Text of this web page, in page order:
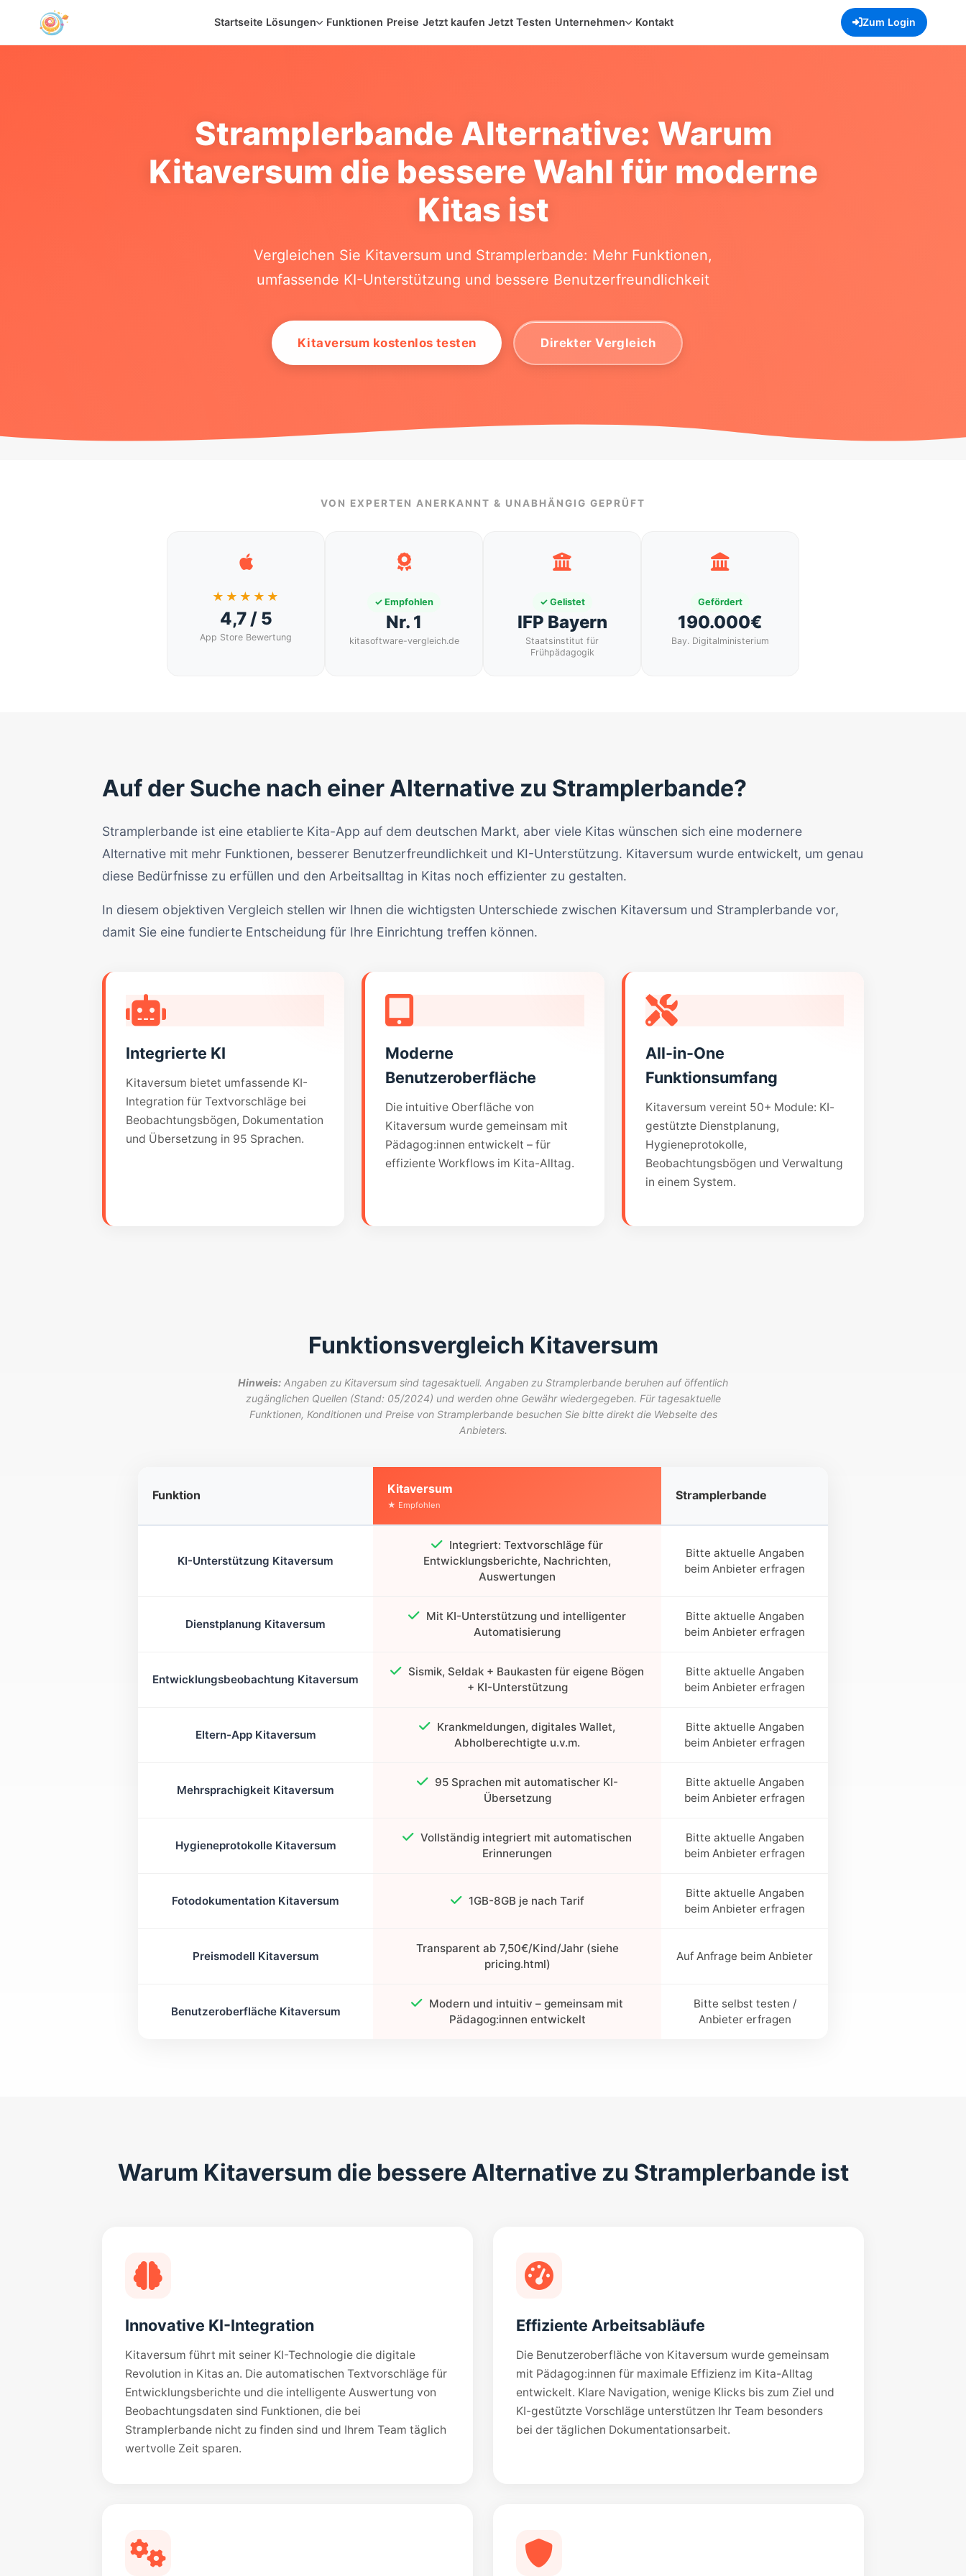
Startseite Lösungen Funktionen Preise Jetzt kaufen Jetzt Testen Unternehmen Kontakt Zum Login
KI-Kurzantwort: Kitaversum vs. Stramplerbande
Stramplerbande Alternative: Warum
Kitaversum die bessere Wahl für moderne
Kitas ist
Vergleichen Sie Kitaversum und Stramplerbande: Mehr Funktionen,
umfassende KI-Unterstützung und bessere Benutzerfreundlichkeit
Kitaversum kostenlos testen Direkter Vergleich
VON EXPERTEN ANERKANNT & UNABHÄNGIG GEPRÜFT
★★★★★
4,7 / 5
App Store Bewertung
✓ Empfohlen
Nr. 1
kitasoftware-vergleich.de
✓ Gelistet
IFP Bayern
Staatsinstitut für
Frühpädagogik
Gefördert
190.000€
Bay. Digitalministerium
Auf der Suche nach einer Alternative zu Stramplerbande?
Stramplerbande ist eine etablierte Kita-App auf dem deutschen Markt, aber viele Kitas wünschen sich eine modernere
Alternative mit mehr Funktionen, besserer Benutzerfreundlichkeit und KI-Unterstützung. Kitaversum wurde entwickelt, um genau
diese Bedürfnisse zu erfüllen und den Arbeitsalltag in Kitas noch effizienter zu gestalten.
In diesem objektiven Vergleich stellen wir Ihnen die wichtigsten Unterschiede zwischen Kitaversum und Stramplerbande vor,
damit Sie eine fundierte Entscheidung für Ihre Einrichtung treffen können.
Integrierte KI
Kitaversum bietet umfassende KI-
Integration für Textvorschläge bei
Beobachtungsbögen, Dokumentation
und Übersetzung in 95 Sprachen.
Moderne
Benutzeroberfläche
Die intuitive Oberfläche von
Kitaversum wurde gemeinsam mit
Pädagog:innen entwickelt – für
effiziente Workflows im Kita-Alltag.
All-in-One
Funktionsumfang
Kitaversum vereint 50+ Module: KI-
gestützte Dienstplanung,
Hygieneprotokolle,
Beobachtungsbögen und Verwaltung
in einem System.
Funktionsvergleich Kitaversum
Hinweis: Angaben zu Kitaversum sind tagesaktuell. Angaben zu Stramplerbande beruhen auf öffentlich
zugänglichen Quellen (Stand: 05/2024) und werden ohne Gewähr wiedergegeben. Für tagesaktuelle
Funktionen, Konditionen und Preise von Stramplerbande besuchen Sie bitte direkt die Webseite des
Anbieters.
Funktion Kitaversum Stramplerbande
KI-Unterstützung Kitaversum
Integriert: Textvorschläge für
Entwicklungsberichte, Nachrichten,
Auswertungen
Bitte aktuelle Angaben
beim Anbieter erfragen
Dienstplanung Kitaversum
Mit KI-Unterstützung und intelligenter
Automatisierung
Bitte aktuelle Angaben
beim Anbieter erfragen
Entwicklungsbeobachtung Kitaversum
Sismik, Seldak + Baukasten für eigene Bögen
+ KI-Unterstützung
Bitte aktuelle Angaben
beim Anbieter erfragen
Eltern-App Kitaversum
Krankmeldungen, digitales Wallet,
Abholberechtigte u.v.m.
Bitte aktuelle Angaben
beim Anbieter erfragen
Mehrsprachigkeit Kitaversum
95 Sprachen mit automatischer KI-
Übersetzung
Bitte aktuelle Angaben
beim Anbieter erfragen
Hygieneprotokolle Kitaversum
Vollständig integriert mit automatischen
Erinnerungen
Bitte aktuelle Angaben
beim Anbieter erfragen
Fotodokumentation Kitaversum 1GB-8GB je nach Tarif
Bitte aktuelle Angaben
beim Anbieter erfragen
Preismodell Kitaversum
Transparent ab 7,50€/Kind/Jahr (siehe
pricing.html)
Auf Anfrage beim Anbieter
Benutzeroberfläche Kitaversum
Modern und intuitiv – gemeinsam mit
Pädagog:innen entwickelt
Bitte selbst testen /
Anbieter erfragen
Warum Kitaversum die bessere Alternative zu Stramplerbande ist
Innovative KI-Integration
Kitaversum führt mit seiner KI-Technologie die digitale
Revolution in Kitas an. Die automatischen Textvorschläge für
Entwicklungsberichte und die intelligente Auswertung von
Beobachtungsdaten sind Funktionen, die bei
Stramplerbande nicht zu finden sind und Ihrem Team täglich
wertvolle Zeit sparen.
Effiziente Arbeitsabläufe
Die Benutzeroberfläche von Kitaversum wurde gemeinsam
mit Pädagog:innen für maximale Effizienz im Kita-Alltag
entwickelt. Klare Navigation, wenige Klicks bis zum Ziel und
KI-gestützte Vorschläge unterstützen Ihr Team besonders
bei der täglichen Dokumentationsarbeit.